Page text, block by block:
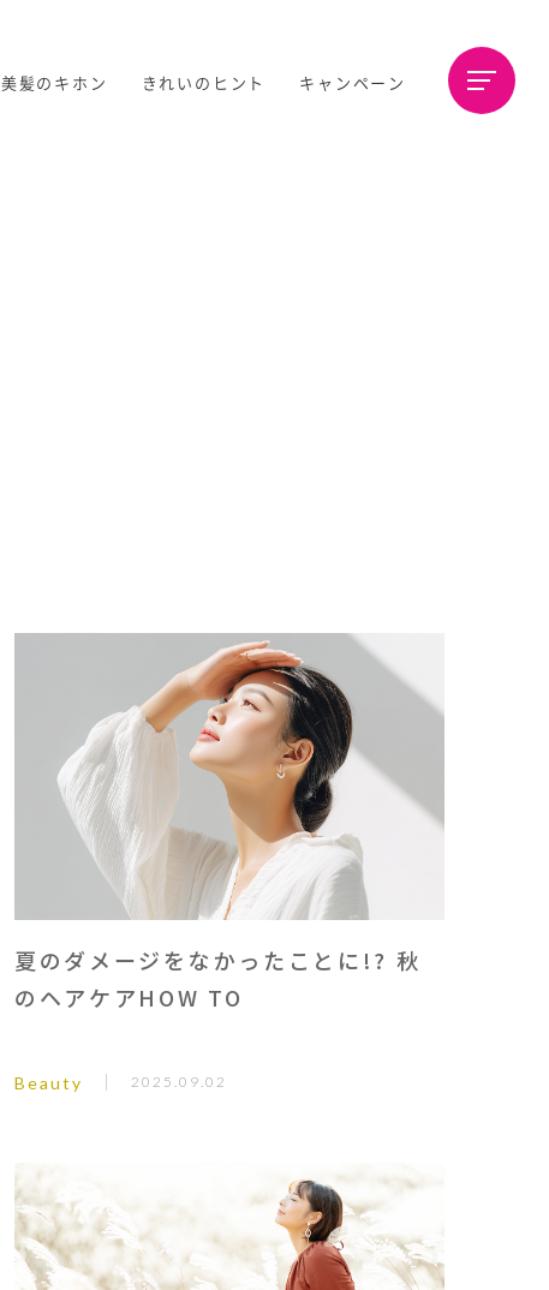
美髪のキホン きれいのヒント キャンペーン
夏のダメージをなかったことに!? 秋
のヘアケアHOW TO
Beauty 2025.09.02